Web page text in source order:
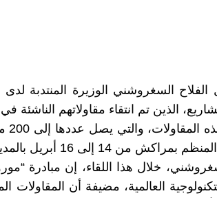
تم انتقاء مقاولاتهم الناشئة في إطار مبادرة “موروكو 200″، التي أطلقتها
من 14 إلى 16 أبريل بالمدينة الحمراء.